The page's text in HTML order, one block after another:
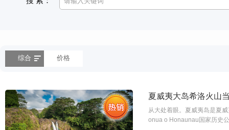
综合 价格
夏威夷大岛希洛火山
从大处着眼。夏威夷岛是夏
onua o Honaunau国家历史